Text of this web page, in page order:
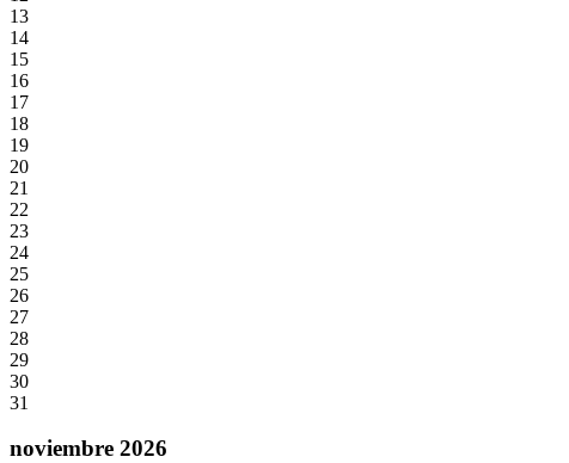
13
14
15
16
17
18
19
20
21
22
23
24
25
26
27
28
29
30
31
noviembre 2026